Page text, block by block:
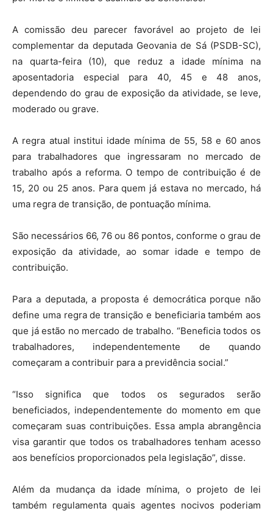
A comissão deu parecer favorável ao projeto de lei
complementar da deputada Geovania de Sá (PSDB-SC),
na quarta-feira (10), que reduz a idade mínima na
aposentadoria especial para 40, 45 e 48 anos,
dependendo do grau de exposição da atividade, se leve,
moderado ou grave.
A regra atual institui idade mínima de 55, 58 e 60 anos
para trabalhadores que ingressaram no mercado de
trabalho após a reforma. O tempo de contribuição é de
15, 20 ou 25 anos. Para quem já estava no mercado, há
uma regra de transição, de pontuação mínima.
São necessários 66, 76 ou 86 pontos, conforme o grau de
exposição da atividade, ao somar idade e tempo de
contribuição.
Para a deputada, a proposta é democrática porque não
define uma regra de transição e beneficiaria também aos
que já estão no mercado de trabalho. “Beneficia todos os
trabalhadores, independentemente de quando
começaram a contribuir para a previdência social.”
“Isso significa que todos os segurados serão
beneficiados, independentemente do momento em que
começaram suas contribuições. Essa ampla abrangência
visa garantir que todos os trabalhadores tenham acesso
aos benefícios proporcionados pela legislação”, disse.
Além da mudança da idade mínima, o projeto de lei
também regulamenta quais agentes nocivos poderiam